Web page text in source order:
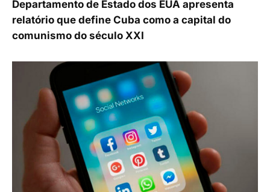
Departamento de Estado dos EUA apresenta
relatório que define Cuba como a capital do
comunismo do século XXI